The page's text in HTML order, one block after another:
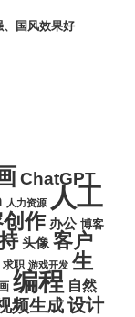
国风效果好
ChatGPT
人力资源 人工
作 办公 博客
头像 客户
求职 游戏开发 生
编程 自然
频生成设计